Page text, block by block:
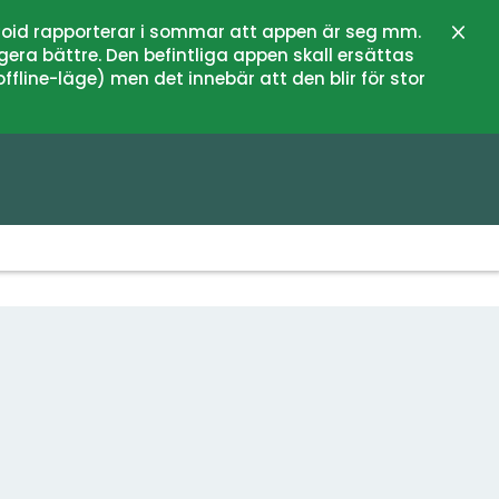
rapporterar i sommar att appen är seg mm.
bättre. Den befintliga appen skall ersättas
läge) men det innebär att den blir för stor